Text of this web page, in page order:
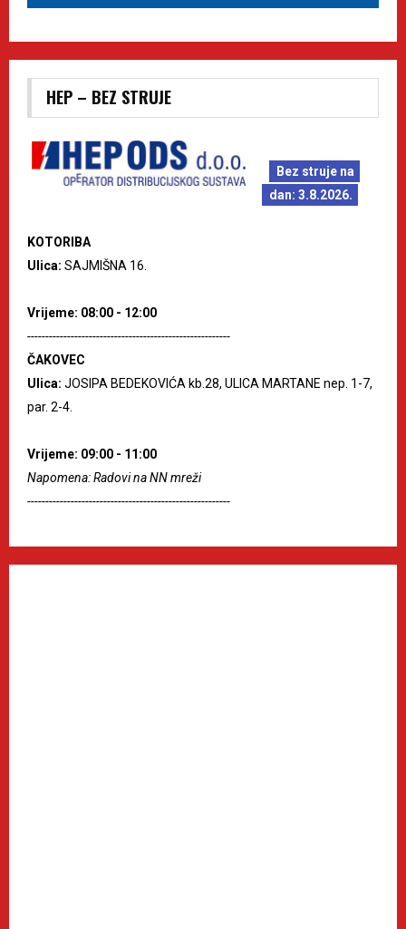
HEP – BEZ STRUJE
Bez struje na
dan: 3.8.2026.
KOTORIBA
Ulica: SAJMIŠNA 16.
Vrijeme: 08:00 - 12:00
--------------------------------------------------------
ČAKOVEC
Ulica: JOSIPA BEDEKOVIĆA kb.28, ULICA MARTANE nep. 1-7,
par. 2-4.
Vrijeme: 09:00 - 11:00
Napomena: Radovi na NN mreži
--------------------------------------------------------